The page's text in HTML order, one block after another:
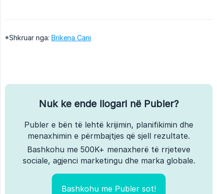
*Shkruar nga: Brikena Cani
Nuk ke ende llogari në Publer?
Publer e bën të lehtë krijimin, planifikimin dhe
menaxhimin e përmbajtjes që sjell rezultate.
Bashkohu me 500K+ menaxherë të rrjeteve
sociale, agjenci marketingu dhe marka globale.
Bashkohu me Publer sot!